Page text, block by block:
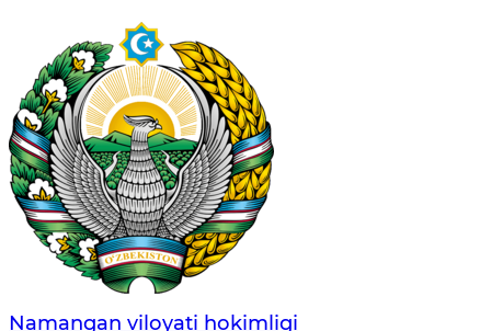
Namangan vilоyati hоkimligi